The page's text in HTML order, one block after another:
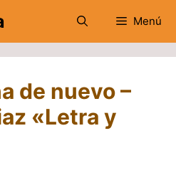
Menú
de nuevo –
«Letra y